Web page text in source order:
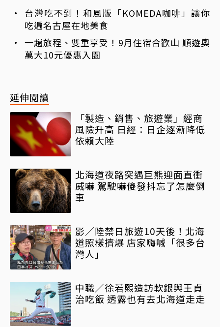
台灣吃不到！和風版「KOMEDA咖啡」讓你
吃遍名古屋在地美食
一趟旅程、雙重享受！9月住宿合歡山 順遊奧
萬大10元優惠入園
延伸閱讀
「製造、銷售、旅遊業」經商
風險升高 日經：日企逐漸降低
依賴大陸
北海道夜路突遇巨熊迎面直衝
威嚇 駕駛嚇傻發抖忘了怎麼倒
車
影／陸禁日旅遊10天後！北海
道照樣擠爆 店家嗨喊「很多台
灣人」
中職／徐若熙造訪軟銀與王貞
治吃飯 透露也有去北海道走走